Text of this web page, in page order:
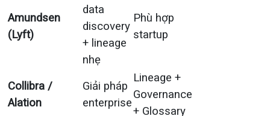
Amundsen
(Lyft)
data
discovery
+ lineage
nhẹ
Phù hợp
startup
Collibra /
Alation
Giải pháp
enterprise
Lineage +
Governance
+ Glossary